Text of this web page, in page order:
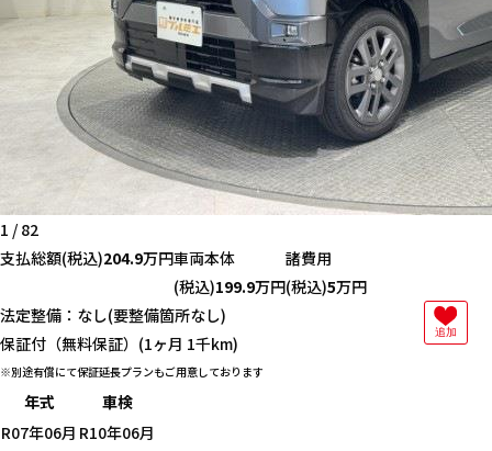
1 / 82
支払総額(税込)204.9万円車両本体
(税込)199.9万円
諸費用
(税込)5万円
法定整備：なし(要整備箇所なし)
保証付（無料保証）(1ヶ月 1千km)
追加
別途有償にて保証延長プランもご用意しております
年式
車検
R07年06月 R10年06月